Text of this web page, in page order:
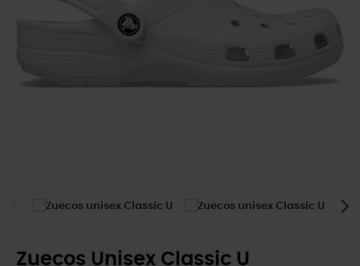
Zuecos Unisex Classic U